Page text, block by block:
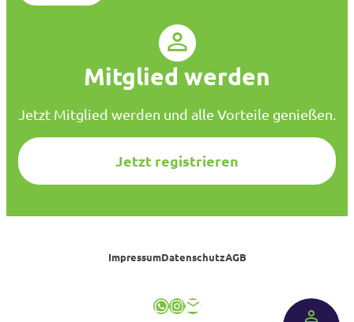
*
Mitglied werden
Jetzt Mitglied werden und alle Vorteile genießen.
Jetzt registrieren
ImpressumDatenschutzAGB
WhatsApp InstagramE-Mail